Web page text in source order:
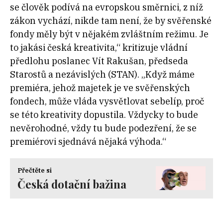
se člověk podívá na evropskou směrnici, z níž
zákon vychází, nikde tam není, že by svěřenské
fondy měly být v nějakém zvláštním režimu. Je
to jakási česká kreativita,“ kritizuje vládní
předlohu poslanec Vít Rakušan, předseda
Starostů a nezávislých (STAN). „Když máme
premiéra, jehož majetek je ve svěřenských
fondech, může vláda vysvětlovat sebelíp, proč
se této kreativity dopustila. Vždycky to bude
nevěrohodné, vždy tu bude podezření, že se
premiérovi sjednává nějaká výhoda.“
Přečtěte si
Česká dotační bažina